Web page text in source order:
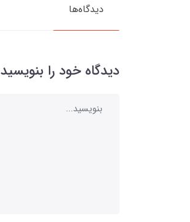
دیدگاه‌ها
دیدگاه خود را بنویسید